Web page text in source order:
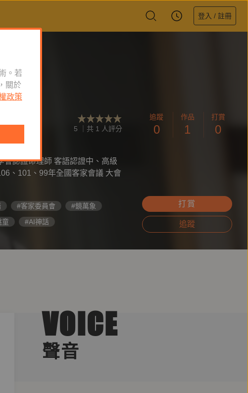
登入 / 註冊
5 ｜共 1 人評分
認證命理師 客語認證中、高級
#客家委員會
#鏡萬象
童 #AI神話
追蹤
0
作品
1
打賞
0
打賞
追蹤
VOICE
聲音
。若
關於
政策